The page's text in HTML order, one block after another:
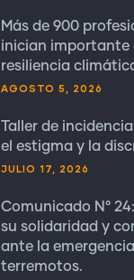
Más de 900
inician importante
resiliencia
AGOSTO 5, 2026
Taller de
el estigma y la
JULIO 17, 2026
Comunicado N°
su solidaridad y
ante la
terremotos.